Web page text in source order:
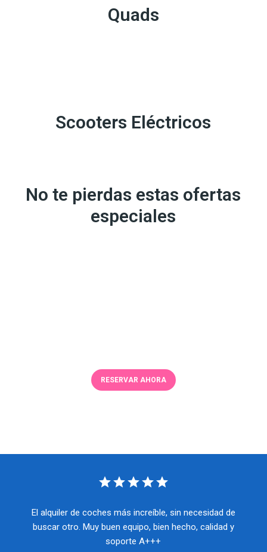
Quads
Scooters Eléctricos
No te pierdas estas ofertas
especiales
RESERVAR AHORA
starstarstarstarstar
El alquiler de coches más increíble, sin necesidad de
buscar otro. Muy buen equipo, bien hecho, calidad y
soporte A+++